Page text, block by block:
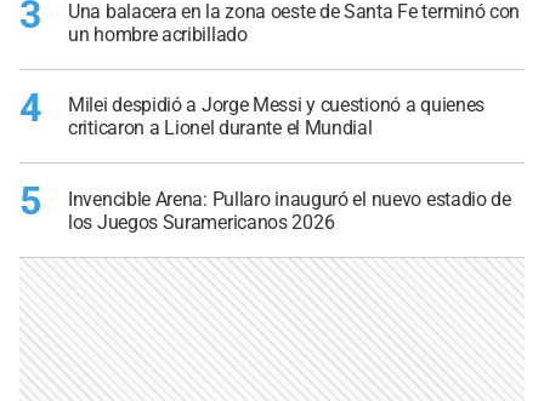
3
Una balacera en la zona oeste de Santa Fe terminó con
un hombre acribillado
4
Milei despidió a Jorge Messi y cuestionó a quienes
criticaron a Lionel durante el Mundial
5
Invencible Arena: Pullaro inauguró el nuevo estadio de
los Juegos Suramericanos 2026